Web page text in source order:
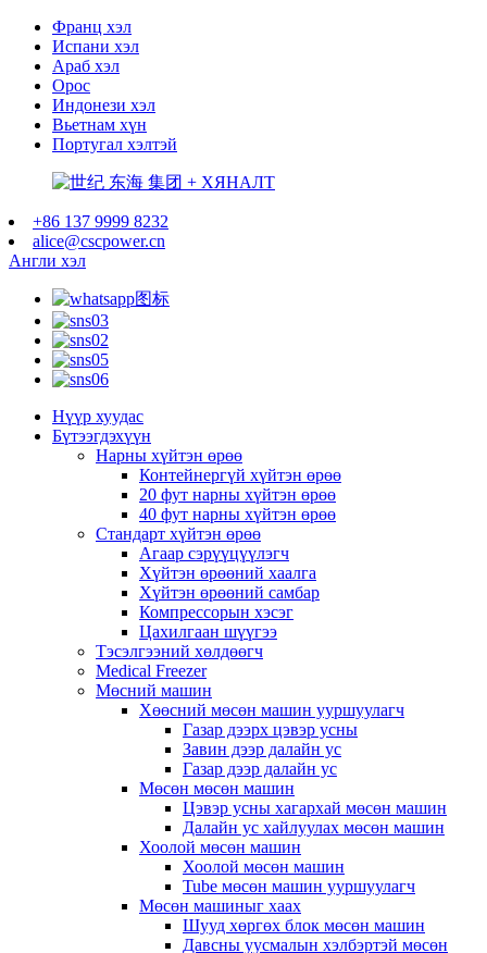
Франц хэл
Испани хэл
Араб хэл
Орос
Индонези хэл
Вьетнам хүн
Португал хэлтэй
+86 137 9999 8232
alice@cscpower.cn
Англи хэл
Нүүр хуудас
Бүтээгдэхүүн
Нарны хүйтэн өрөө
Контейнергүй хүйтэн өрөө
20 фут нарны хүйтэн өрөө
40 фут нарны хүйтэн өрөө
Стандарт хүйтэн өрөө
Агаар сэрүүцүүлэгч
Хүйтэн өрөөний хаалга
Хүйтэн өрөөний самбар
Компрессорын хэсэг
Цахилгаан шүүгээ
Тэсэлгээний хөлдөөгч
Medical Freezer
Мөсний машин
Хөөсний мөсөн машин ууршуулагч
Газар дээрх цэвэр усны
Завин дээр далайн ус
Газар дээр далайн ус
Мөсөн мөсөн машин
Цэвэр усны хагархай мөсөн машин
Далайн ус хайлуулах мөсөн машин
Хоолой мөсөн машин
Хоолой мөсөн машин
Tube мөсөн машин ууршуулагч
Мөсөн машиныг хаах
Шууд хөргөх блок мөсөн машин
Давсны уусмалын хэлбэртэй мөсөн